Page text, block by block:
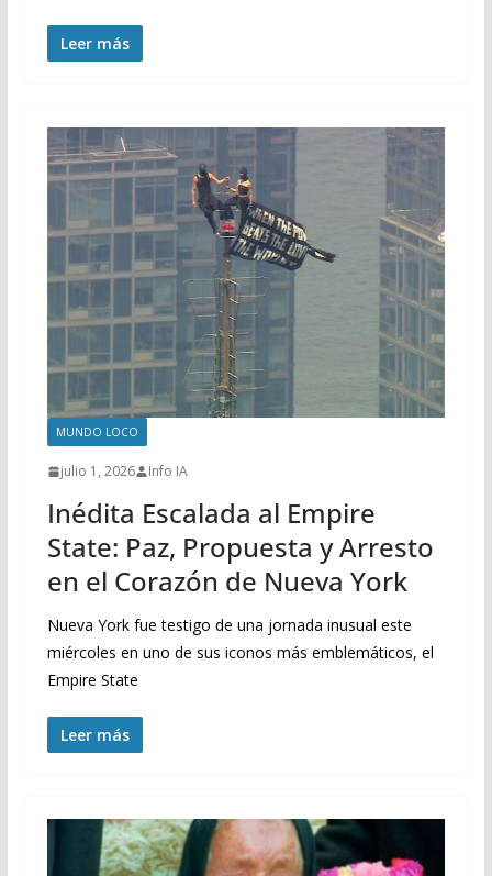
Leer más
MUNDO LOCO
julio 1, 2026 Info IA
Inédita Escalada al Empire
State: Paz, Propuesta y Arresto
en el Corazón de Nueva York
Nueva York fue testigo de una jornada inusual este
miércoles en uno de sus iconos más emblemáticos, el
Empire State
Leer más